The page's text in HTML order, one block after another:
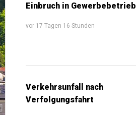
Einbruch in Gewerbebetrieb
vor 17 Tagen 16 Stunden
Verkehrsunfall nach
Verfolgungsfahrt